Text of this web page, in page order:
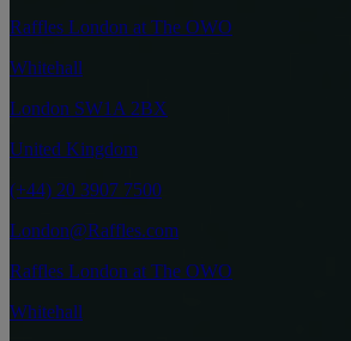
Raffles London at The OWO
Whitehall
London SW1A 2BX
United Kingdom
(+44) 20 3907 7500
London@Raffles.com
Raffles London at The OWO
Whitehall